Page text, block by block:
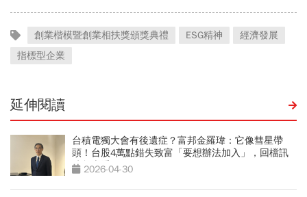
創業楷模暨創業相扶獎頒獎典禮 ESG精神
經濟發展
指標型企業
延伸閱讀
台積電獨大會有後遺症？富邦金羅瑋：它像彗星帶
頭！台股4萬點錯失致富「要想辦法加入」，回檔訊
號怎麼看
2026-04-30